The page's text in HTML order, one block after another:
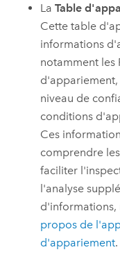
LaTable
Cette table
informations
notamment les
niveau de
conditions
Ces
comprendre
faciliter
l'analyse
propos de
d'appariement.